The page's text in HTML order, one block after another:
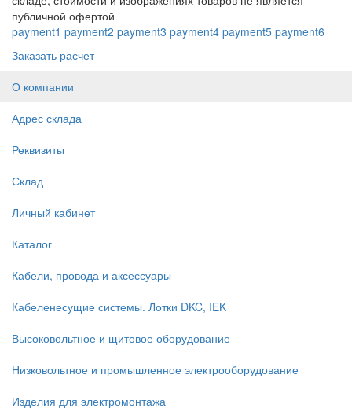
публичной офертой
payment1 payment2 payment3 payment4 payment5 payment6
Заказать расчет
О компании
Адрес склада
Реквизиты
Склад
Личный кабинет
Каталог
Кабели, провода и аксессуары
Кабеленесущие системы. Лотки DKC, IEK
Высоковольтное и щитовое оборудование
Низковольтное и промышленное электрооборудование
Изделия для электромонтажа